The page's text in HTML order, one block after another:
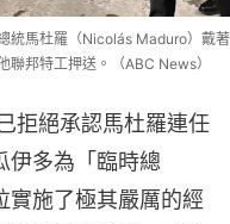
統馬杜羅（Nicolás Maduro）戴著
邦特工押送。（ABC News）
拒絕承認馬杜羅連任
伊多為「臨時總
實施了極其嚴厲的經